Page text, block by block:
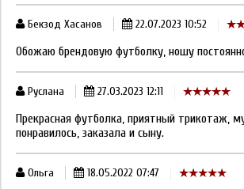
Бекзод Хасанов 22.07.2023 10:52
Обожаю брендовую футболку, ношу
Руслана 27.03.2023 12:11
Прекрасная футболка, приятный трикотаж,
понравилось, заказала и сыну.
Ольга 18.05.2022 07:47